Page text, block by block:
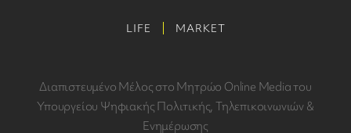
LIFE MARKET
Διαπιστευμένο Μέλος στο Μητρώο Online Media του
Υπουργείου Ψηφιακής Πολιτικής, Τηλεπικοινωνιών &
Ενημέρωσης